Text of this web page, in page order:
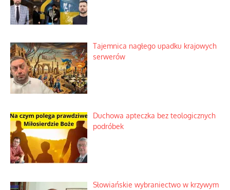
Tajemnica nagłego upadku krajowych
serwerów
Duchowa apteczka bez teologicznych
podróbek
Słowiańskie wybraniectwo w krzywym